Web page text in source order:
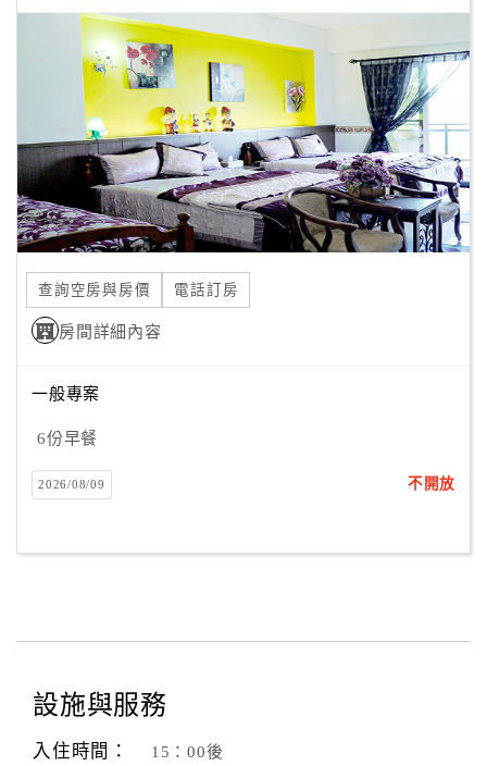
查詢空房與房價 電話訂房
房間詳細內容
一般專案
6份早餐
2026/08/09 不開放
設施與服務
入住時間： 15：00後